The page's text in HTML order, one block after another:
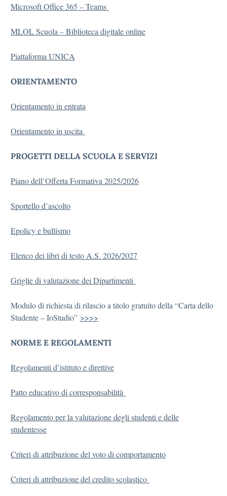
Microsoft Office 365 – Teams
MLOL Scuola – Biblioteca digitale online
Piattaforma UNICA
ORIENTAMENTO
Orientamento in entrata
Orientamento in uscita
PROGETTI DELLA SCUOLA E SERVIZI
Piano dell’Offerta Formativa 2025/2026
Sportello d’ascolto
Epolicy e bullismo
Elenco dei libri di testo A.S. 2026/2027
Griglie di valutazione dei Dipartimenti
Modulo di richiesta di rilascio a titolo gratuito della “Carta dello
Studente – IoStudio” >>>>
NORME E REGOLAMENTI
Regolamenti d’istituto e direttive
Patto educativo di corresponsabilità
Regolamento per la valutazione degli studenti e delle
studentesse
Criteri di attribuzione del voto di comportamento
Criteri di attribuzione del credito scolastico